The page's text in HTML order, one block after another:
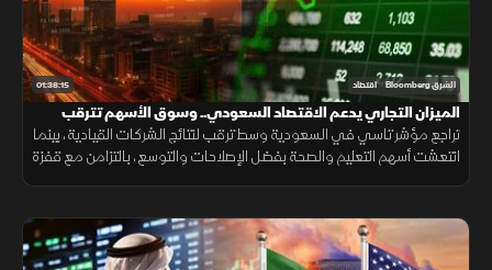
01:38:15 الشرق Bloomberg اقتصاد
الميزان التجاري يدعم الاقتصاد السعودي.. وسوق الأسهم تترقب
المحفزات
تراجع مؤشر تاسي في السعودية وسط ترقب لنتائج الشركات القيادية، بينما
انتعشت أسهم التعليم والصحة بفضل الإصلاحات والتوسع، بالتزامن مع قفزة